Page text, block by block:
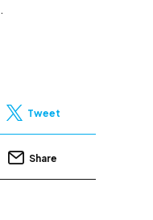
Tweet
Share